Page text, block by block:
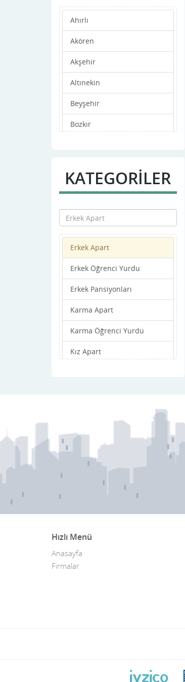
Ahırlı
Akören
Akşehir
Altınekin
Beyşehir
Bozkır
Çumra
Derbent
Derebucak
Doğanhisar
Emirgazi
Ereğli
Güneysınır
Hadim
Halkapınar
Karapınar
Karatay
Sarayönü
Selçuklu
KATEGORİLER
Erkek Apart
Erkek Öğrenci Yurdu
Erkek Pansiyonları
Karma Apart
Karma Öğrenci Yurdu
Kız Apart
Hızlı Menü
Anasayfa
Firmalar